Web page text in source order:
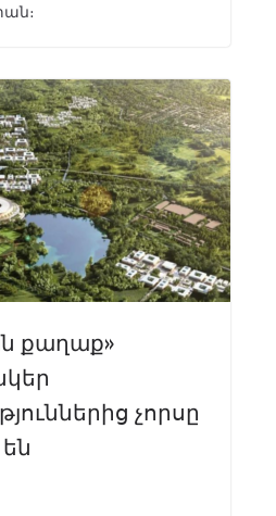
քաղաք»
չորսը